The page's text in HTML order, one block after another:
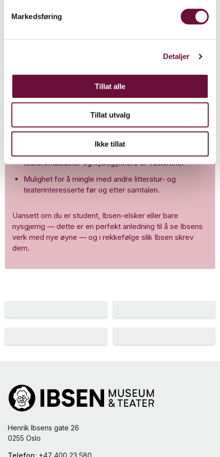
Markedsføring
Detaljer
Tillat alle
Tillat utvalg
Ikke tillat
inspirerende kveld der vi leser utdrag, utforsker og
Dypere innsikt i Ibsens verk — fra de tidligste
Samtaler og refleksjon ledet av Ibsen-kunnige
vertskap.
teaterentusiaster og nybegynnere er velkomne.
Mulighet for å mingle med andre litteratur- og
teaterinteresserte før og etter samtalen.
Uansett om du er student, Ibsen-elsker eller bare
nysgjerrig — dette er en perfekt anledning til å se Ibsens
verk med nye øyne — og i rekkefølge slik Ibsen skrev
dem.
Henrik Ibsens gate 26
0255 Oslo